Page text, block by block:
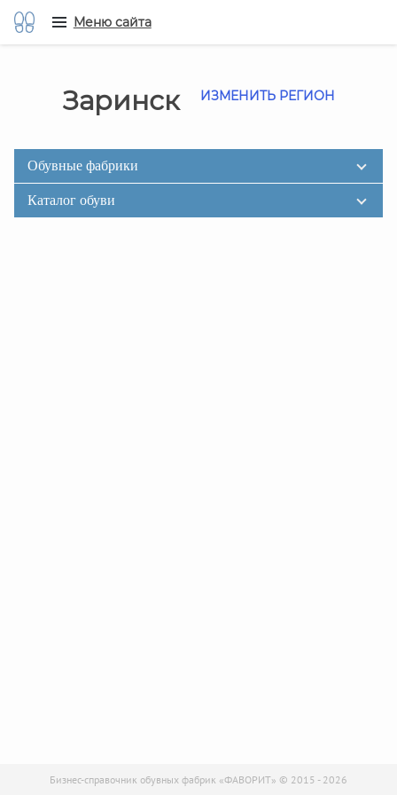
Меню сайта
Заринск ИЗМЕНИТЬ РЕГИОН
Обувные фабрики
Каталог обуви
Бизнес-справочник обувных фабрик «ФАВОРИТ» © 2015 - 2026